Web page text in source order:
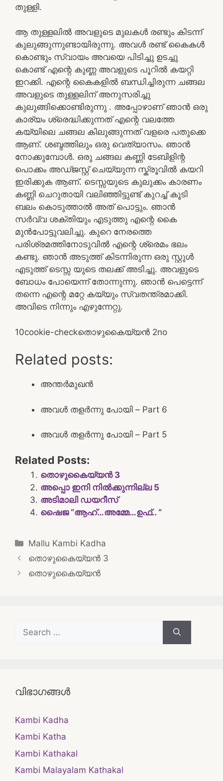
തുള്ളി.
ആ തുള്ളലിൽ അവളുടെ മുലകൾ രണ്ടും കിടന്ന്
കുലുങ്ങുന്നുണ്ടായിരുന്നു. അവൾ രണ്ട് കൈകൾ
കൊണ്ടും സ്വായം അവയെ പിടിച്ചു ഉടച്ചു
കൊണ്ട് എന്റെ കുണ്ണ അവളുടെ പൂറിൽ കയറ്റി
ഇറക്കി. എന്റെ കൈകളിൽ ബന്ധിച്ചിരുന്ന ചങ്ങല
അവളുടെ തുള്ളലിന് അനുസരിച്ചു
കുലുങ്ങിക്കൊണ്ടിരുന്നു . അപ്പോഴാണ് ഞാൻ ഒരു
കാര്യം ശ്രെദ്ധിക്കുന്നത് എന്റെ വലത്തേ
കയ്യിലെ ചങ്ങല കിലുങ്ങുന്നത് വളരെ പതുക്കെ
ആണ്‌. ശബ്ദത്തിലും ഒരു വെത്യാസം. ഞാൻ
നോക്കുമ്പോൾ. ഒരു ചങ്ങല കണ്ണി ടേബിളിന്റ
പൊക്കം അഡ്ജസ്റ്റ് ചെയ്യുന്ന സ്ക്രൂവിൽ കയറി
ഇരിക്കുക ആണ്‌. ടെസ്സയുടെ കുലുക്കം കാരണം
കണ്ണി ചെറുതായി വലിഞ്ഞിട്ടുണ്ട് കുറച്ച് കൂടി
ബലം കൊടുത്താൽ അത്‌ പൊട്ടും. ഞാൻ
സർവ്വ ശക്തിയും എടുത്തു എന്റെ കൈ
മുൻപോട്ടുവലിച്ചു. കുറെ നേരത്തെ
പരിശ്രമത്തിനോടുവിൽ എന്റെ ശ്രെമം ഭലം
കണ്ടു. ഞാൻ അടുത്ത് കിടന്നിരുന്ന ഒരു സ്റ്റുൾ
എടുത്ത് ടെസ്സ യുടെ തലക്ക് അടിച്ചു. അവളുടെ
ബോധം പോയെന്ന് തോന്നുന്നു. ഞാൻ പെട്ടെന്ന്
തന്നെ എന്റെ മറ്റേ കയ്യും സ്വതന്ത്രമാക്കി.
അവിടെ നിന്നും എഴുന്നേറ്റു.
10cookie-checkതൊഴുകൈയ്യൻ 2no
Related posts:
അന്തർമുഖൻ
അവൾ തളർന്നു പോയി – Part 6
അവൾ തളർന്നു പോയി – Part 5
Related Posts:
തൊഴുകൈയ്യൻ 3
അപ്പൊ ഇനി നില്‍ക്കുന്നില്ല 5
അടിമാലി ഡയറീസ്
ഷൈജ “ആഹ്…അമ്മേ…ഉഫ്.. “
Categories
Mallu Kambi Kadha
Post
navigation
തൊഴുകൈയ്യൻ 3
തൊഴുകൈയ്യൻ
for:
വിഭാഗങ്ങൾ
Kambi Kadha
Kambi Katha
Kambi Kathakal
Kambi Malayalam Kathakal